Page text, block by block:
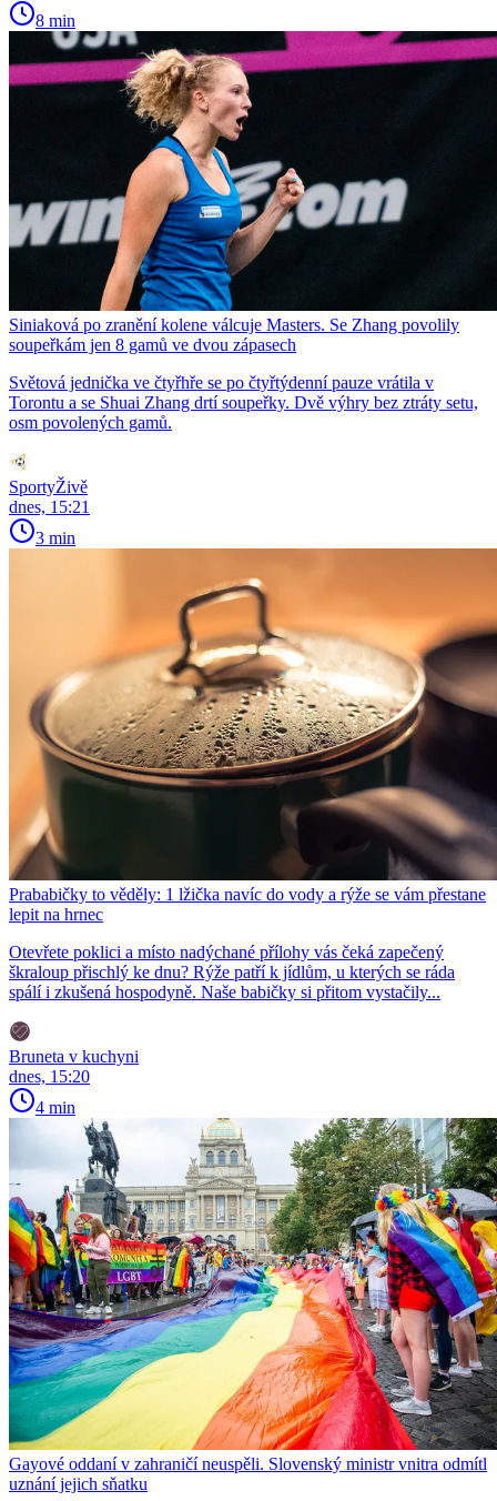
8 min
Siniaková po zranění kolene válcuje Masters. Se Zhang povolily
soupeřkám jen 8 gamů ve dvou zápasech
Světová jednička ve čtyřhře se po čtyřtýdenní pauze vrátila v
Torontu a se Shuai Zhang drtí soupeřky. Dvě výhry bez ztráty setu,
osm povolených gamů.
SportyŽivě
dnes, 15:21
3 min
Prababičky to věděly: 1 lžička navíc do vody a rýže se vám přestane
lepit na hrnec
Otevřete poklici a místo nadýchané přílohy vás čeká zapečený
škraloup přischlý ke dnu? Rýže patří k jídlům, u kterých se ráda
spálí i zkušená hospodyně. Naše babičky si přitom vystačily...
Bruneta v kuchyni
dnes, 15:20
4 min
Gayové oddaní v zahraničí neuspěli. Slovenský ministr vnitra odmítl
uznání jejich sňatku